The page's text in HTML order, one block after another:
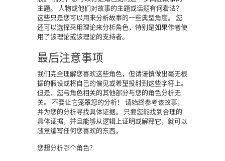
主题。
人物或他们对故事的主题或话题有何看法？
这些只是您可以用来分析故事的一些典型角度。
您
还可以选择采用理论来分析角色，特别是如果作者使
用了该理论或该理论的支持者。
最后注意事项
我们完全理解您喜欢这些角色，但请谨慎做出毫无根
据的假设或将自己的偏见或希望投射到这些字符上。
但是，您与角色相关的其他部分与您的角色分析无
关。
不要让它笼罩您的分析！
请始终参考该故事，
并为您的分析寻找具体证据。
只要您能找到合理的
具体证据，并且能够从逻辑上证明或解释它，就可以
随意编写任何您喜欢的东西。
您想分析哪个角色？